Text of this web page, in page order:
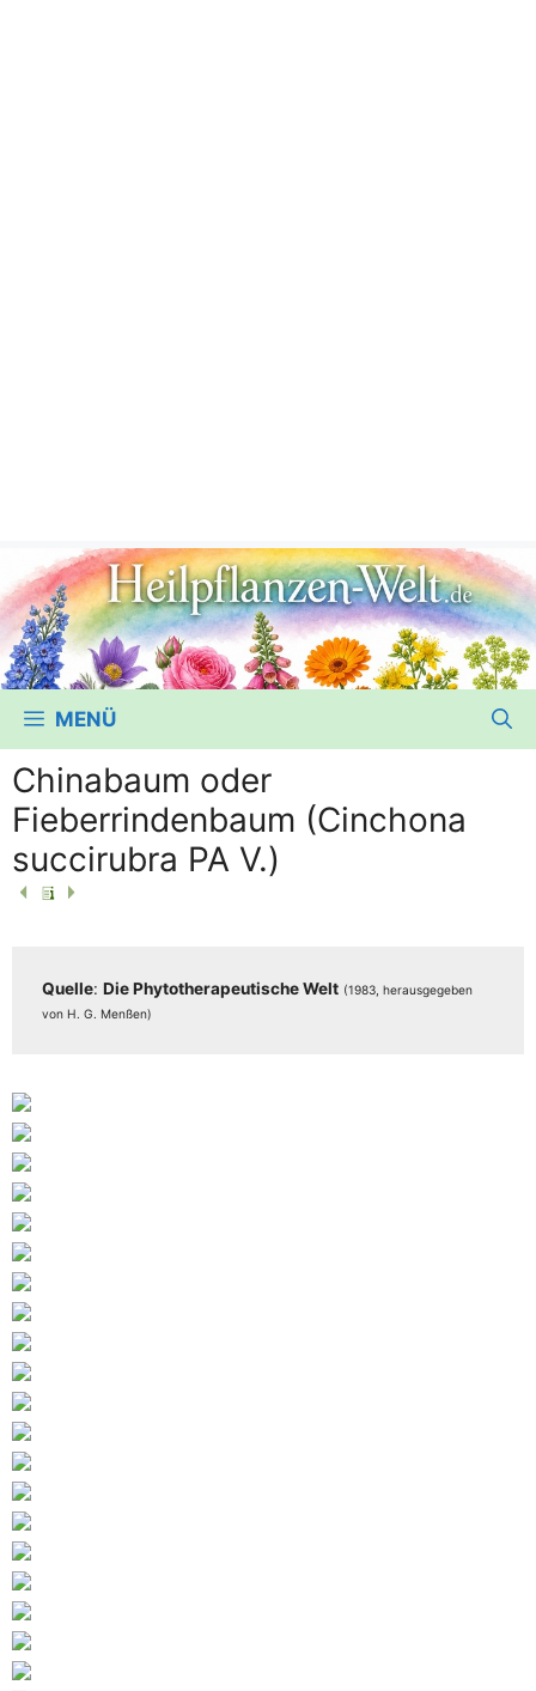
MENÜ
Chinabaum oder
Fieberrindenbaum (Cinchona
succirubra PA V.)
Quel­le: Die Phy­to­the­ra­peu­ti­sche Welt (1983, her­aus­ge­ge­ben
von H. G. Menßen)